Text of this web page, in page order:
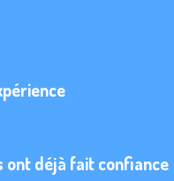
ont déjà fait confiance